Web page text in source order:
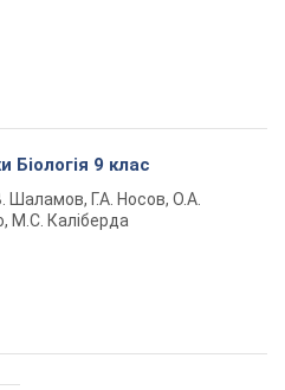
Біологія 9 клас
Шаламов, Г.А. Носов, О.А.
М.С. Каліберда